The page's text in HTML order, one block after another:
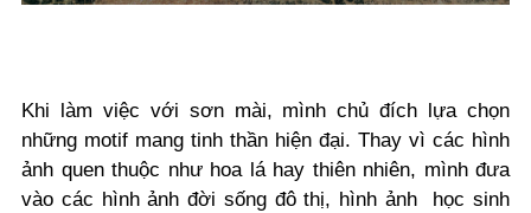
Khi làm việc với sơn mài, mình chủ đích lựa chọn
những motif mang tinh thần hiện đại. Thay vì các hình
ảnh quen thuộc như hoa lá hay thiên nhiên, mình đưa
vào các hình ảnh đời sống đô thị, hình ảnh học sinh